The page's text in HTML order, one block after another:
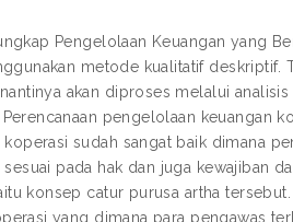
Pengelolaan Keuangan yang
metode kualitatif
akan diproses melalui
pengelolaan keuangan
sudah sangat baik dimana
pada hak dan juga kewajiban
konsep catur purusa artha
yang dimana para pengawas